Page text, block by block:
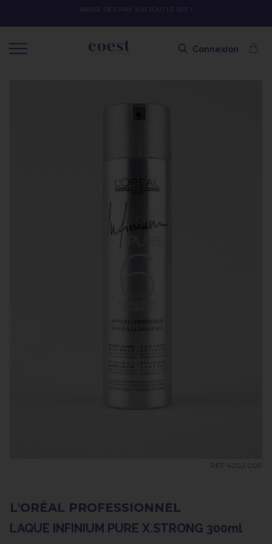
OFFRE SPÉCIALE SOLAIRE SKEYMZEE ! SOIN HYDRATANT + SPRAY +
Connexion
REF 4202.009
L'ORÉAL PROFESSIONNEL
LAQUE INFINIUM PURE X.STRONG 300ml